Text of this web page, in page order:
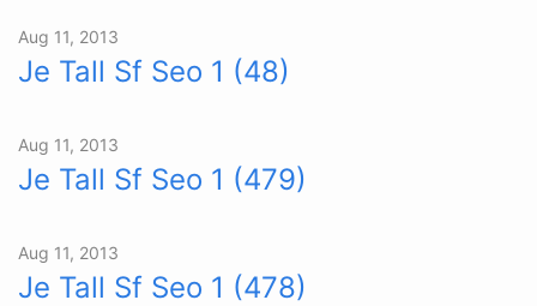
Aug 11, 2013
Je Tall Sf Seo 1 (48)
Aug 11, 2013
Je Tall Sf Seo 1 (479)
Aug 11, 2013
Je Tall Sf Seo 1 (478)